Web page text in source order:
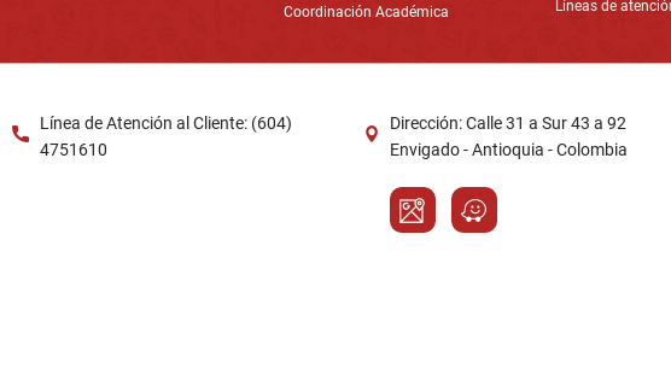
Coordinación Académica
Líneas de
Línea de Atención al Cliente: (604)
4751610
Dirección: Calle 31 a Sur 43 a 92
Envigado - Antioquia - Colombia